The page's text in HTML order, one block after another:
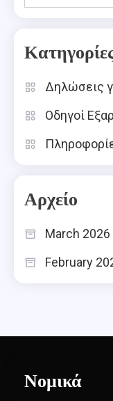
Δηλώσεις
Οδηγοί
Αρχείο
March 2026
February
Νομικά